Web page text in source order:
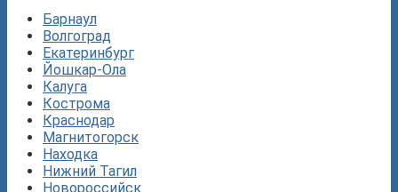
Барнаул
Волгоград
Екатеринбург
Йошкар-Ола
Калуга
Кострома
Краснодар
Магнитогорск
Находка
Нижний Тагил
Новороссийск